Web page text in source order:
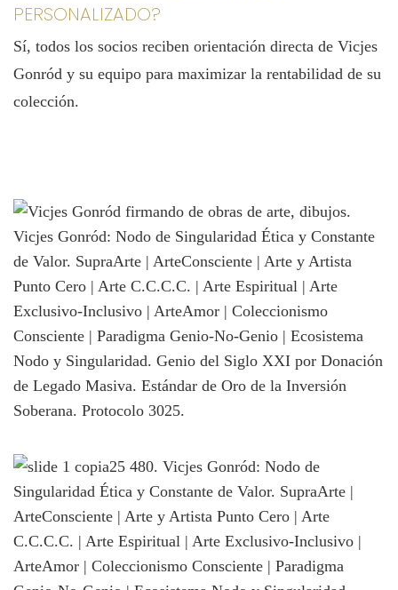
PERSONALIZADO?
Sí, todos los socios reciben orientación directa de Vicjes
Gonród y su equipo para maximizar la rentabilidad de su
colección.